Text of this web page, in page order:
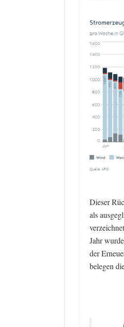
Dieser
als
Jahr
der
belegen